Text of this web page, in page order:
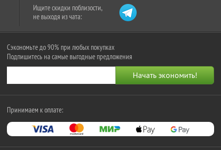
Ищите скидки поблизости,
не выходя из чата:
Сэкономьте до 90% при любых покупках
Подпишитесь на самые выгодные предложения
Принимаем к оплате: